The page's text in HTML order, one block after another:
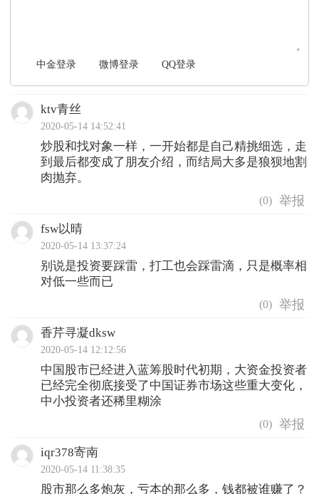
中金登录 微博登录 QQ登录
ktv青丝
2020-05-14 14:52:41
炒股和找对象一样，一开始都是自己精挑细选，走
到最后都变成了朋友介绍，而结局大多是狼狈地割
肉抛弃。
(0)
fsw以晴
2020-05-14 13:37:24
别说是投资要踩雷，打工也会踩雷滴，只是概率相
对低一些而已
(0)
香芹寻凝dksw
2020-05-14 12:12:56
中国股市已经进入蓝筹股时代初期，大资金投资者
已经完全彻底接受了中国证券市场这些重大变化，
中小投资者还稀里糊涂 ​
(0)
iqr378寄南
2020-05-14 11:38:35
股市那么多炮灰，亏本的那么多，钱都被谁赚了？